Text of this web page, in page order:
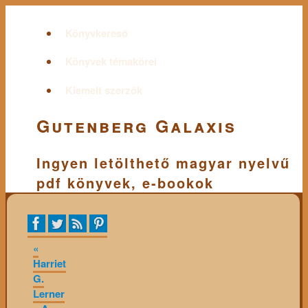
Könyvkereső
Könyvek témakörei
Kiemelt szerzők
Gutenberg Galaxis
Ingyen letölthető magyar nyelvű
pdf könyvek, e-bookok
«
Harriet
G.
Lerner